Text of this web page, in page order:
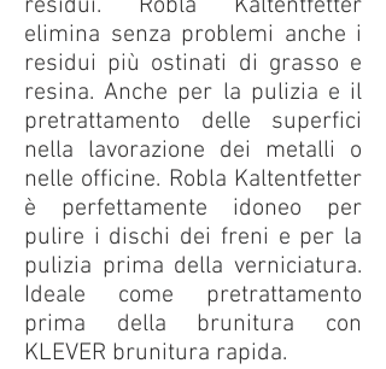
residui. Robla Kaltentfetter
elimina senza problemi anche i
residui più ostinati di grasso e
resina. Anche per la pulizia e il
pretrattamento delle superfici
nella lavorazione dei metalli o
nelle officine. Robla Kaltentfetter
è perfettamente idoneo per
pulire i dischi dei freni e per la
pulizia prima della verniciatura.
Ideale come pretrattamento
prima della brunitura con
KLEVER brunitura rapida.